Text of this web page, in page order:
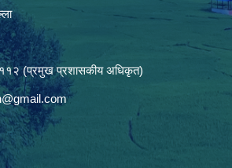
(प्रमुख प्रशासकीय अधिकृत)